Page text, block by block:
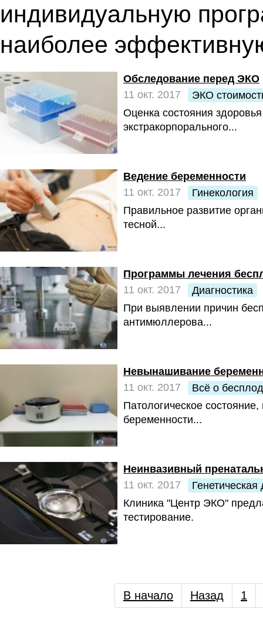
индивидуальную
наиболее
Обследование перед ЭКО
11 окт. 2017
ЭКО
Оценка состояния
экстракорпорального...
Ведение беременности
11 окт. 2017
Гинекология
Правильное развитие
тесной...
Программы лечения
11 окт. 2017
Диагностика
При выявлении причин
антимюллерова...
Невынашивание
11 окт. 2017
Всё о
Патологическое
беременности...
Неинвазивный
11 окт. 2017
Генетическая
Клиника "Центр ЭКО"
тестирование.
В начало Назад 1